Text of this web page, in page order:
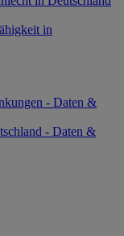
in
- Daten &
- Daten &